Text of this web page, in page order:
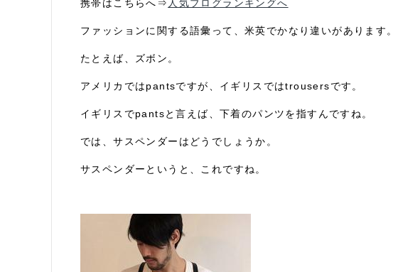
携帯はこちらへ⇒ 人気ブログランキングへ
ファッションに関する語彙って、米英でかなり違いがあります。
たとえば、ズボン。
アメリカではpantsですが、イギリスではtrousersです。
イギリスでpantsと言えば、下着のパンツを指すんですね。
では、サスペンダーはどうでしょうか。
サスペンダーというと、これですね。